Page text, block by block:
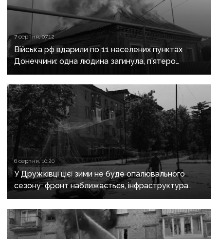
7 серпня, 07:12
Війська рф вдарили по 11 населених пунктах
Донеччини: одна людина загинула, п’ятеро
поранені
6 серпня, 10:20
У Дружківці цієї зими не буде опалювального
сезону: фронт наближається, інфраструктура
критично зруйнована